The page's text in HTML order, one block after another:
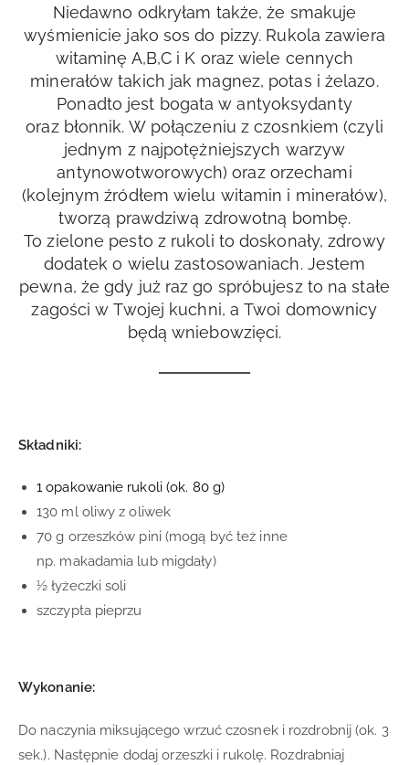
Niedawno odkryłam także, że smakuje
wyśmienicie jako sos do pizzy. Rukola zawiera
witaminę A,B,C i K oraz wiele cennych
minerałów takich jak magnez, potas i żelazo.
Ponadto jest bogata w antyoksydanty
oraz błonnik. W połączeniu z czosnkiem (czyli
jednym z najpotężniejszych warzyw
antynowotworowych) oraz orzechami
(kolejnym źródłem wielu witamin i minerałów),
tworzą prawdziwą zdrowotną bombę.
To zielone pesto z rukoli to doskonały, zdrowy
dodatek o wielu zastosowaniach. Jestem
pewna, że gdy już raz go spróbujesz to na stałe
zagości w Twojej kuchni, a Twoi domownicy
będą wniebowzięci.
Składniki:
1 opakowanie rukoli (ok. 80 g)
130 ml oliwy z oliwek
70 g orzeszków pini (mogą być też inne
np. makadamia lub migdały)
½ łyżeczki soli
szczypta pieprzu
Wykonanie:
Do naczynia miksującego wrzuć czosnek i rozdrobnij (ok. 3
sek.). Następnie dodaj orzeszki i rukolę. Rozdrabniaj